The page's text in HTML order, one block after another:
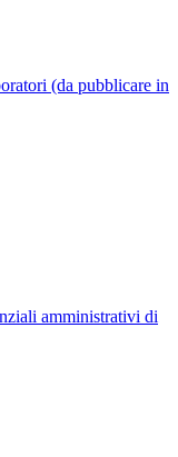
(da pubblicare in
amministrativi di